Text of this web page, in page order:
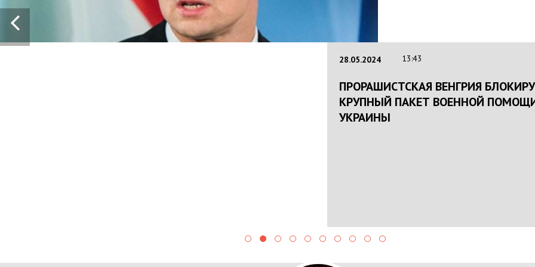
28.05.2024 13:43
ПРОРАШИСТСКАЯ ВЕНГРИЯ
КРУПНЫЙ ПАКЕТ ВОЕННОЙ
УКРАИНЫ